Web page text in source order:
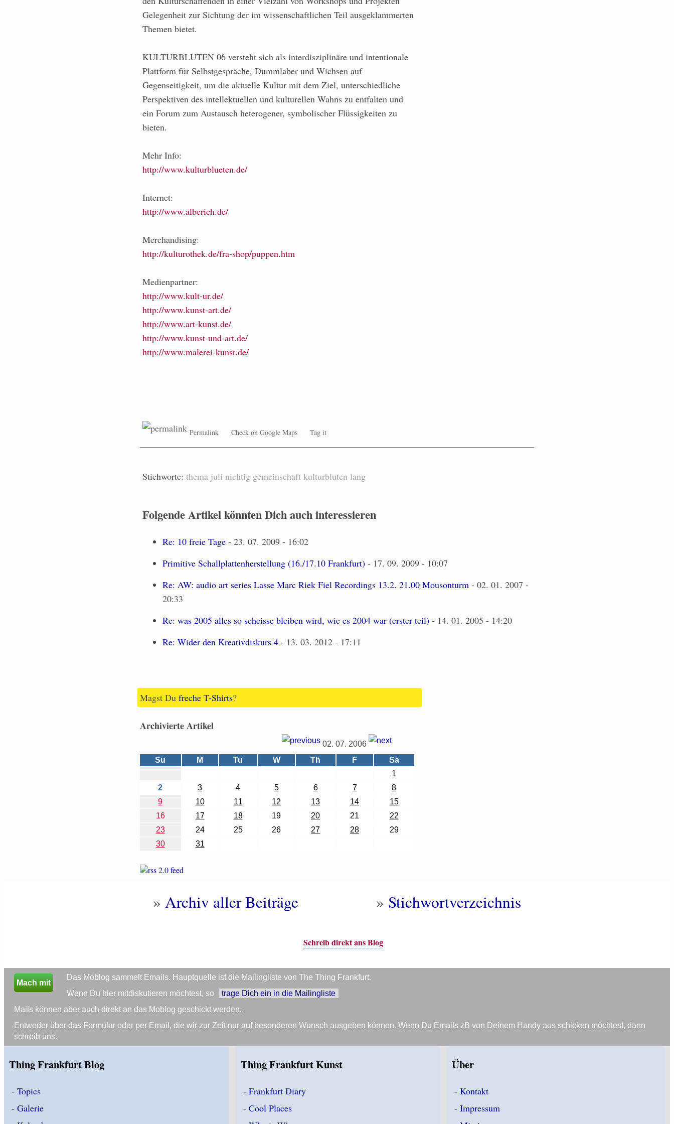
Gelegenheit zur Sichtung der im wissenschaftlichen Teil ausgeklammerten
Themen bietet.
KULTURBLUTEN 06 versteht sich als interdisziplinäre und intentionale
Plattform für Selbstgespräche, Dummlaber und Wichsen auf
Gegenseitigkeit, um die aktuelle Kultur mit dem Ziel, unterschiedliche
Perspektiven des intellektuellen und kulturellen Wahns zu entfalten und
ein Forum zum Austausch heterogener, symbolischer Flüssigkeiten zu
bieten.
Mehr Info:
http://www.kulturblueten.de/
Internet:
http://www.alberich.de/
Merchandising:
http://kulturothek.de/fra-shop/puppen.htm
Medienpartner:
http://www.kult-ur.de/
http://www.kunst-art.de/
http://www.art-kunst.de/
http://www.kunst-und-art.de/
http://www.malerei-kunst.de/
Permalink Check on Google Maps Tag it
Stichworte: thema juli nichtig gemeinschaft kulturbluten lang
Folgende Artikel könnten Dich auch interessieren
Re: 10 freie Tage- 23. 07. 2009 - 16:02
Primitive Schallplattenherstellung (16./17.10 Frankfurt)- 17. 09. 2009 - 10:07
Re: AW: audio art series Lasse Marc Riek Fiel Recordings 13.2. 21.00 Mousonturm- 02. 01. 2007 -
20:33
Re: was 2005 alles so scheisse bleiben wird, wie es 2004 war (erster teil)- 14. 01. 2005 - 14:20
Re: Wider den Kreativdiskurs 4- 13. 03. 2012 - 17:11
Magst Du freche T-Shirts?
Archivierte Artikel
02. 07. 2006
Su
M Tu W Th F
Sa
1
2
3 4 5 6 7
8
9
10 11 12 13 14
15
16
17 18 19 20 21
22
23
24 25 26 27 28
29
30
31
» Archiv aller Beiträge » Stichwortverzeichnis
Schreib direkt ans Blog
Mach mit
Das Moblog sammelt Emails. Hauptquelle ist die Mailingliste von The Thing Frankfurt.
Wenn Du hier mitdiskutieren möchtest, so
trage Dich ein in die Mailingliste
Mails können aber auch direkt an das Moblog geschickt werden.
Entweder über das Formular oder per Email, die wir zur Zeit nur auf besonderen Wunsch ausgeben können. Wenn Du Emails zB von Deinem Handy aus schicken möchtest, dann
schreib uns.
Thing Frankfurt Blog
- Topics
- Galerie
Thing Frankfurt Kunst
- Frankfurt Diary
- Cool Places
Über
-Kontakt
-Impressum